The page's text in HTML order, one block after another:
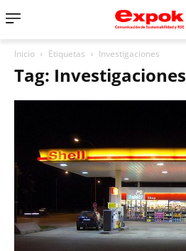
Inicio Etiquetas Investigaciones
Tag: Investigaciones